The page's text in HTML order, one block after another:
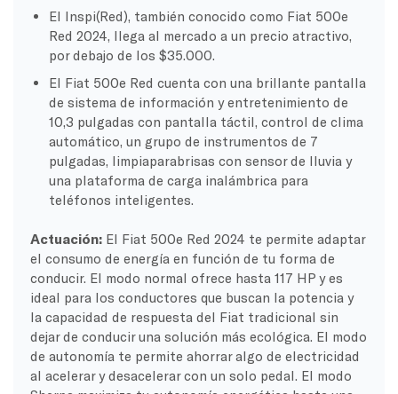
El Inspi(Red), también conocido como Fiat 500e
Red 2024, llega al mercado a un precio atractivo,
por debajo de los $35.000.
El Fiat 500e Red cuenta con una brillante pantalla
de sistema de información y entretenimiento de
10,3 pulgadas con pantalla táctil, control de clima
automático, un grupo de instrumentos de 7
pulgadas, limpiaparabrisas con sensor de lluvia y
una plataforma de carga inalámbrica para
teléfonos inteligentes.
Actuación:El Fiat 500e Red 2024 te permite adaptar
el consumo de energía en función de tu forma de
conducir. El modo normal ofrece hasta 117 HP y es
ideal para los conductores que buscan la potencia y
la capacidad de respuesta del Fiat tradicional sin
dejar de conducir una solución más ecológica. El modo
de autonomía te permite ahorrar algo de electricidad
al acelerar y desacelerar con un solo pedal. El modo